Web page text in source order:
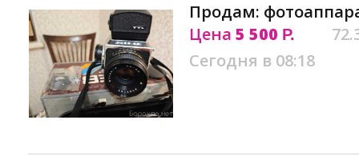
Продам:
Цена 5 500 Р.
Сегодня в 08:18